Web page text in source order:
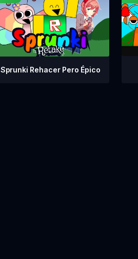
Sprunki Rehacer Pero Épico